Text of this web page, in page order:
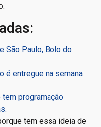
São Paulo, Bolo do
é entregue na semana
tem programação
tem essa ideia de